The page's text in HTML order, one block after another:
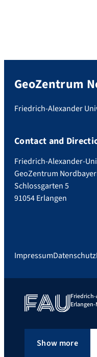
GeoZentrum
Friedrich-Alexander
Contact and
Friedrich-Alexander-
GeoZentrum
Schlossgarten 5
91054 Erlangen
ImpressumDatenschutz
Show more